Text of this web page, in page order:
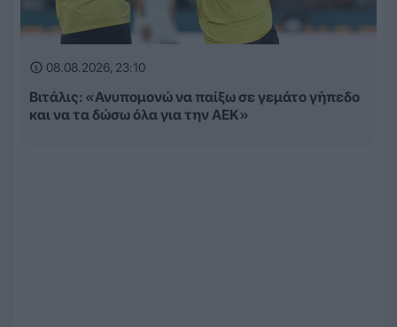
08.08.2026, 23:10
Βιτάλις: «Ανυπομονώ να παίξω σε γεμάτο γήπεδο
και να τα δώσω όλα για την ΑΕΚ»